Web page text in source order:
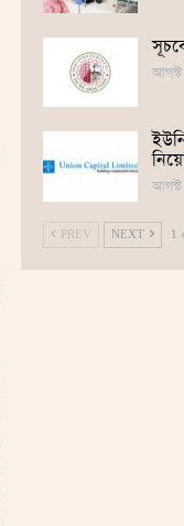
PREV NEXT 1